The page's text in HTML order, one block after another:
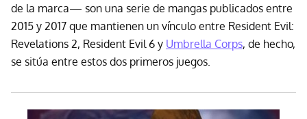
de la marca— son una serie de mangas publicados entre
2015 y 2017 que mantienen un vínculo entre Resident Evil:
Revelations 2, Resident Evil 6 y Umbrella Corps, de hecho,
se sitúa entre estos dos primeros juegos.